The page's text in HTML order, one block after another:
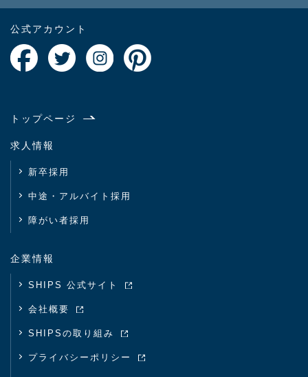
公式アカウント
トップページ
求人情報
新卒採用
中途・アルバイト採用
障がい者採用
企業情報
SHIPS 公式サイト
会社概要
SHIPSの取り組み
プライバシーポリシー